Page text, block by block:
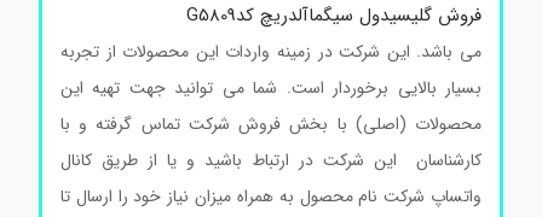
فروش گلیسیدول سیگماآلدریچ کدG5809
می باشد. این شرکت در زمینه واردات این محصولات از تجربه
بسیار بالایی برخوردار است. شما می توانید جهت تهیه این
محصولات (اصلی) با بخش فروش شرکت تماس گرفته و با
کارشناسان این شرکت در ارتباط باشید و یا از طریق کانال
واتساپ شرکت نام محصول به همراه میزان نیاز خود را ارسال تا